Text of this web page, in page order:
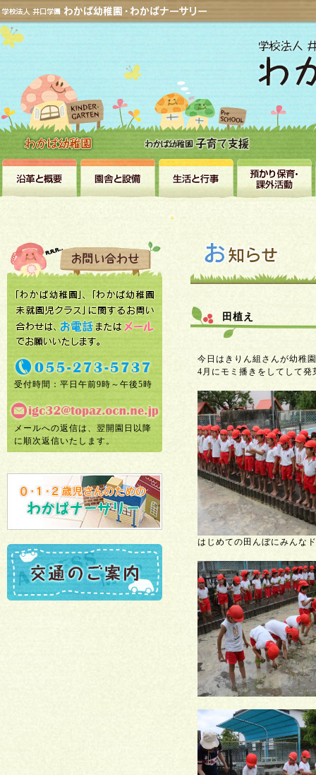
受付時間：平日午前9時～午後5時
メールへの返信は、翌開園日以降
に順次返信いたします。
田植え
今日はきりん組さんが幼稚
4月にモミ播きをしてして
はじめての田んぼにみんな